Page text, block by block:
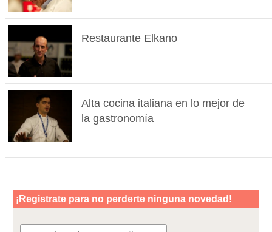
Restaurante Elkano
Alta cocina italiana en lo mejor de
la gastronomía